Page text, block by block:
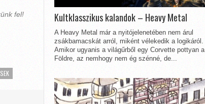
fel! Kultklasszikus kalandok – Heavy Metal
A Heavy Metal már a nyitójelenetében nem árul
zsákbamacskát arról, miként vélekedik a logikáról.
Amikor ugyanis a világűrből egy Corvette pottyan a
Földre, az nemhogy nem ég szénné, de...